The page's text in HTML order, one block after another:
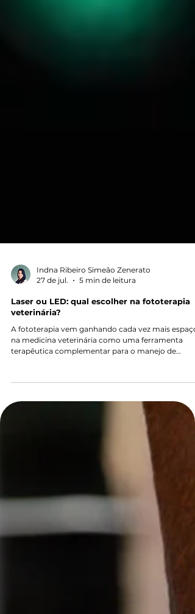
27 de jul.
5 min de leitura
Laser ou LED: qual escolher na fototerapia
A fototerapia vem ganhando cada vez mais espaço
terapêutica complementar para o manejo de
diferentes condições clínicas. Entre as tecnologias
mais utilizadas estão o LASER e o LED, recursos
podem atuar por meio da fotobiomodulação e
estimular respostas celulares importantes para a
recuperação dos tecidos. Mas, afinal, qual é a
opção: LASER ou LED? A resposta depende de
diversos fatores, como o objetivo terapêutico, a